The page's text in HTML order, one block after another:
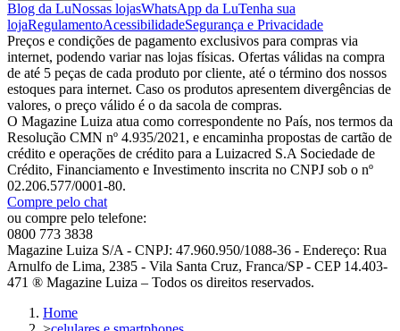
Blog da LuNossas lojasWhatsApp da LuTenha sua
lojaRegulamentoAcessibilidadeSegurança e Privacidade
Preços e condições de pagamento exclusivos para compras via
internet, podendo variar nas lojas físicas. Ofertas válidas na compra
de até 5 peças de cada produto por cliente, até o término dos nossos
estoques para internet. Caso os produtos apresentem divergências de
valores, o preço válido é o da sacola de compras.
O Magazine Luiza atua como correspondente no País, nos termos da
Resolução CMN nº 4.935/2021, e encaminha propostas de cartão de
crédito e operações de crédito para a Luizacred S.A Sociedade de
Crédito, Financiamento e Investimento inscrita no CNPJ sob o nº
02.206.577/0001-80.
Compre pelo chat
ou compre pelo telefone:
0800 773 3838
Magazine Luiza S/A - CNPJ: 47.960.950/1088-36 - Endereço: Rua
Arnulfo de Lima, 2385 - Vila Santa Cruz, Franca/SP - CEP 14.403-
471 ® Magazine Luiza – Todos os direitos reservados.
Home